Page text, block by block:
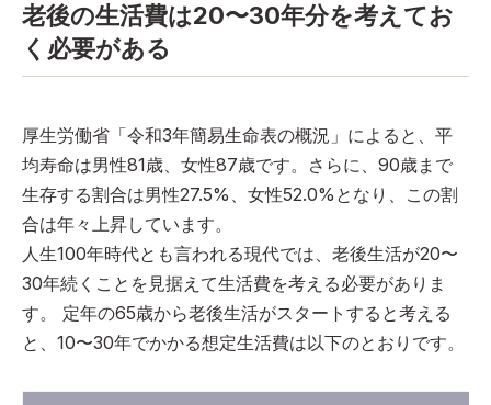
老後の生活費は20〜30年分を考えてお
く必要がある
厚生労働省「令和3年簡易生命表の概況」によると、平
均寿命は男性81歳、女性87歳です。さらに、90歳まで
生存する割合は男性27.5%、女性52.0%となり、この割
合は年々上昇しています。
人生100年時代とも言われる現代では、老後生活が20〜
30年続くことを見据えて生活費を考える必要がありま
す。 定年の65歳から老後生活がスタートすると考える
と、10〜30年でかかる想定生活費は以下のとおりです。